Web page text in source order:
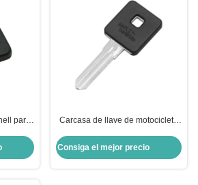
para
Carcasa de llave de motocicleta
Harley-Davidson con ranuras
dobles laterales derechas
Consiga el mejor precio